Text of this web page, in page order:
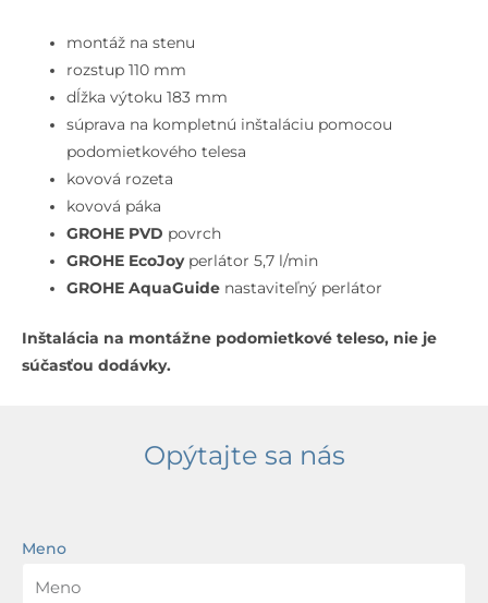
pod
omietku,
otvorová
inštalácia,
Cool
Sunrise
montáž na stenu
rozstup 110 mm
dĺžka výtoku 183 mm
súprava na kompletnú inštaláciu pomocou
podomietkového telesa
kovová rozeta
kovová páka
GROHE PVD povrch
GROHE EcoJoyperlátor 5,7 l/min
GROHE AquaGuide nastaviteľný perlátor
Inštalácia na montážne podomietkové teleso, nie je
súčasťou dodávky.
Opýtajte sa nás
Meno